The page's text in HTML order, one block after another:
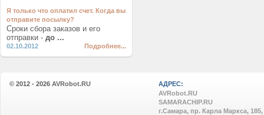
Я только что оплатил счет. Когда вы
отправите посылку?
Сроки сбора заказов и его
отправки - до ...
02.10.2012 Подробнее...
© 2012 - 2026 AVRobot.RU
АДРЕС:
AVRobot.RU
SAMARACHIP.RU
г.Самара, пр. Карла Маркса, 185,